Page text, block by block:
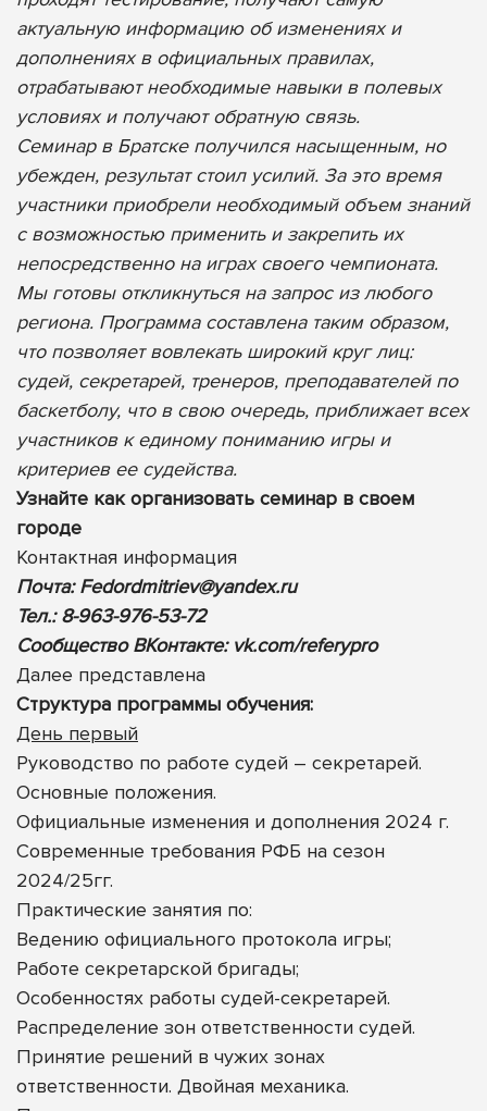
актуальную информацию об изменениях и
дополнениях в официальных правилах,
отрабатывают необходимые навыки в полевых
условиях и получают обратную связь.
Семинар в Братске получился насыщенным, но
убежден, результат стоил усилий. За это время
участники приобрели необходимый объем знаний
с возможностью применить и закрепить их
непосредственно на играх своего чемпионата.
Мы готовы откликнуться на запрос из любого
региона. Программа составлена таким образом,
что позволяет вовлекать широкий круг лиц:
судей, секретарей, тренеров, преподавателей по
баскетболу, что в свою очередь, приближает всех
участников к единому пониманию игры и
критериев ее судейства.
Узнайте как организовать семинар в своем
городе
Контактная информация
Почта:Fedordmitriev@yandex.ru
Тел.: 8-963-976-53-72
Сообщество ВКонтакте: vk.com/referypro
Далее представлена
Cтруктура программы обучения:
День первый
Руководство по работе судей – секретарей.
Основные положения.
Официальные изменения и дополнения 2024 г.
Современные требования РФБ на сезон
2024/25гг.
Практические занятия по:
Ведению официального протокола игры;
Работе секретарской бригады;
Особенностях работы судей-секретарей.
Распределение зон ответственности судей.
Принятие решений в чужих зонах
ответственности. Двойная механика.